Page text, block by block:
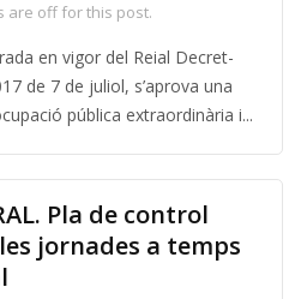
are off for this post.
en vigor del Reial Decret-
de 7 de juliol, s’aprova una
pública extraordinària i...
Pla de control
jornades a temps